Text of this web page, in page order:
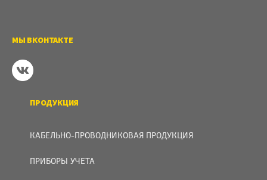
МЫ ВКОНТАКТЕ
ПРОДУКЦИЯ
КАБЕЛЬНО-ПРОВОДНИКОВАЯ ПРОДУКЦИЯ
ПРИБОРЫ УЧЕТА